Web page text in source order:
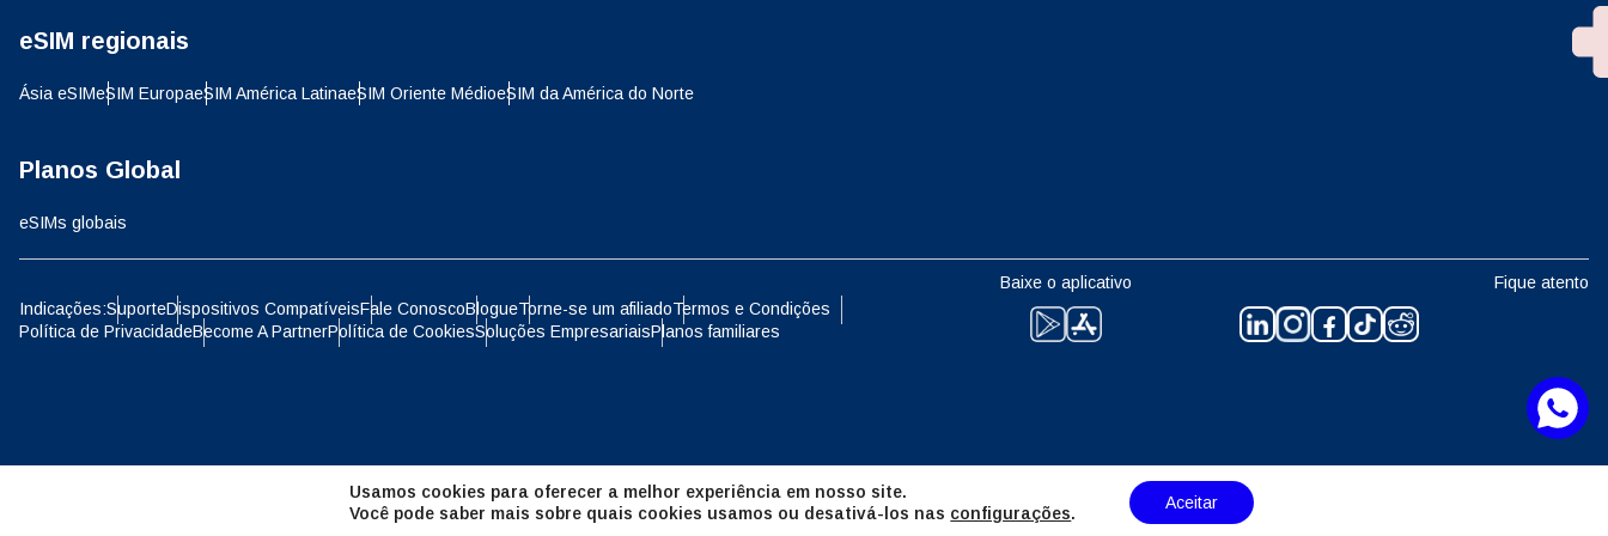
eSIM regionais
Ásia eSIMeSIM EuropaeSIM América LatinaeSIM Oriente MédioeSIM da América do Norte
Planos Global
eSIMs globais
Indicações:SuporteDispositivos CompatíveisFale ConoscoBlogueTorne-se um afiliadoTermos e Condições
Política de PrivacidadeBecome A PartnerPolítica de CookiesSoluções EmpresariaisPlanos familiares
Baixe o aplicativo Fique atento
Polski
简体中文 繁體中文
CAD - Dólar Canadense
CHF - Franco Suíço NZD - Dólar Neozelandês
Usamos cookies para oferecer a melhor experiência em nosso site.
Você pode saber mais sobre quais cookies usamos ou desativá-los nas configurações.
Aceitar